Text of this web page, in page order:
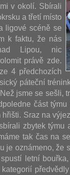
v okolí. Sbírali
a třetí místo
ligové scéně se
k faktu, že nás
Lipou, nic
právě zde.
4 předchozích
páteční
jsme se sešli,
část
Sraz na
zbytek týmu
tak čas na
je oznámeno, že
letní